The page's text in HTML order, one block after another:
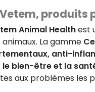
Animal Healthest
La gamme
anti-
le bien-être et la
aux problèmes les